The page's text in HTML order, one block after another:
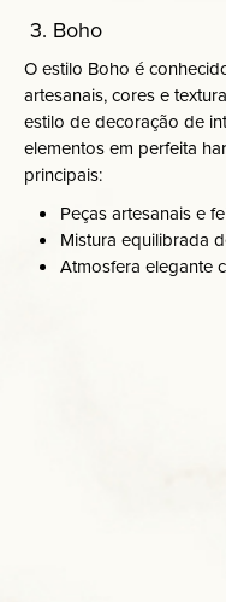
3. Boho
O estilo Boho é
artesanais, cores e
estilo de decoração de
elementos em perfeita
principais:
Peças artesanais e
Mistura equilibrada
Atmosfera elegante